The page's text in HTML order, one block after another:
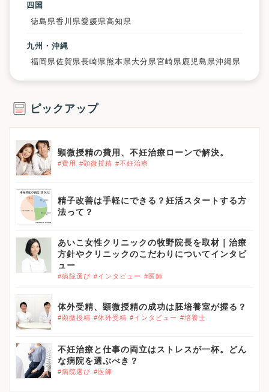
四国
徳島県香川県愛媛県高知県
九州・沖縄
福岡県佐賀県長崎県熊本県大分県宮崎県鹿児島県沖縄県
ピックアップ
顕微授精の費用、不妊治療ローンで解決。
#費用 #顕微授精 #不妊治療
精子改善は手軽にできる？妊活スタートする方
法って？
あいこ女性クリニックの牧野院長を取材｜治療
方針やクリニックのこだわりについてインタビ
ュー
#病院選び #インタビュー #医師
体外受精、顕微授精の成功は胚培養室が握る？
#顕微授精 #体外受精 #インタビュー #培養士
不妊治療と仕事の両立はストレスが一杯。どん
な病院を選ぶべき？
#病院選び #医師